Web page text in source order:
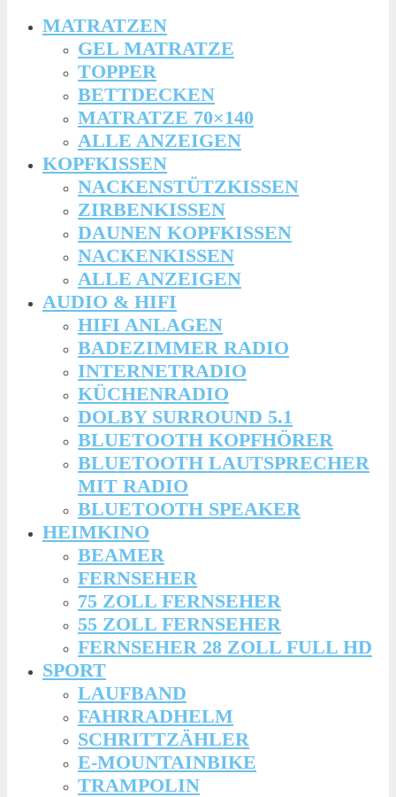
MATRATZEN
GEL MATRATZE
TOPPER
BETTDECKEN
MATRATZE 70×140
ALLE ANZEIGEN
KOPFKISSEN
NACKENSTÜTZKISSEN
ZIRBENKISSEN
DAUNEN KOPFKISSEN
NACKENKISSEN
ALLE ANZEIGEN
AUDIO & HIFI
HIFI ANLAGEN
BADEZIMMER RADIO
INTERNETRADIO
KÜCHENRADIO
DOLBY SURROUND 5.1
BLUETOOTH KOPFHÖRER
BLUETOOTH LAUTSPRECHER
MIT RADIO
BLUETOOTH SPEAKER
HEIMKINO
BEAMER
FERNSEHER
75 ZOLL FERNSEHER
55 ZOLL FERNSEHER
FERNSEHER 28 ZOLL FULL HD
SPORT
LAUFBAND
FAHRRADHELM
SCHRITTZÄHLER
E-MOUNTAINBIKE
TRAMPOLIN